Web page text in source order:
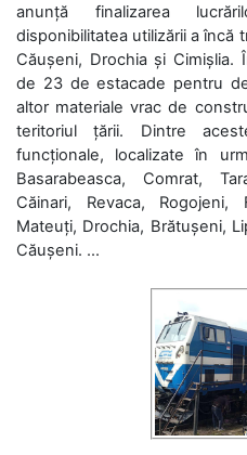
anunță finalizarea
disponibilitatea utilizării a încă
Căușeni, Drochia și
de 23 de estacade pentru
altor materiale vrac de
teritoriul țării. Dintre
funcționale, localizate în
Basarabeasca, Comrat,
Căinari, Revaca, Rogojeni,
Mateuți, Drochia, Brătușeni,
Căușeni. ...